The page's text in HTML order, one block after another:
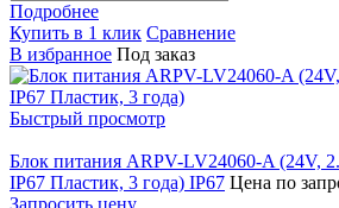
Подробнее
Купить в 1 клик Сравнение
В избранное Под заказ
Быстрый просмотр
Блок питания ARPV-LV24060-A (24V,
IP67 Пластик, 3 года) IP67 Цена по